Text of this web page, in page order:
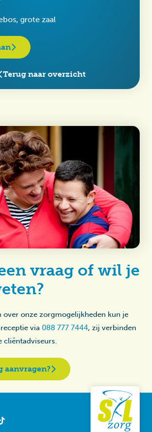
grote zaal
Terug naar overzicht
vraag of wil je
over onze zorgmogelijkheden kun je
via 088 777 7444, zij verbinden
cliëntadviseurs.
aanvragen?